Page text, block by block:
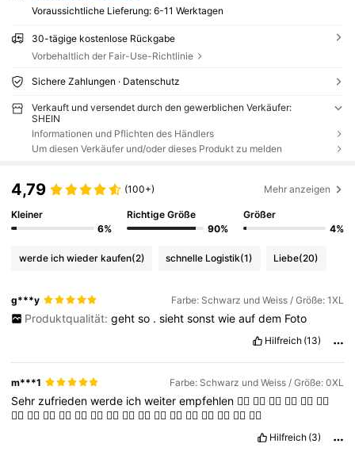
Voraussichtliche Lieferung: 6-11 Werktagen
30-tägige kostenlose Rückgabe
Vorbehaltlich der Fair-Use-Richtlinie
Sichere Zahlungen · Datenschutz
Verkauft und versendet durch den gewerblichen Verkäufer:
SHEIN
Informationen und Pflichten des Händlers
Um diesen Verkäufer und/oder dieses Produkt zu melden
4,79 (100+) Mehr anzeigen
Kleiner
6%
Richtige Größe
90%
Größer
4%
werde ich wieder kaufen(2) schnelle Logistik(1) Liebe(20)
g***y Farbe: Schwarz und Weiss / Größe: 1XL
Produktqualität: geht so . sieht sonst wie auf dem Foto
Hilfreich (13)
m***1 Farbe: Schwarz und Weiss / Größe: 0XL
Sehr zufriedenwerde ichweiterempfehlen 👍🏻 👍🏻 👍🏻 👍🏻 👍🏻 👍🏻
👍🏻 👍🏻 👍🏻 👍🏻 👍🏻 👍🏻 👍🏻 👍🏻 👍🏻 👍🏻 👍🏻 👍🏻 👍🏻 👍🏻 👍🏻 👍🏻
Hilfreich (3)